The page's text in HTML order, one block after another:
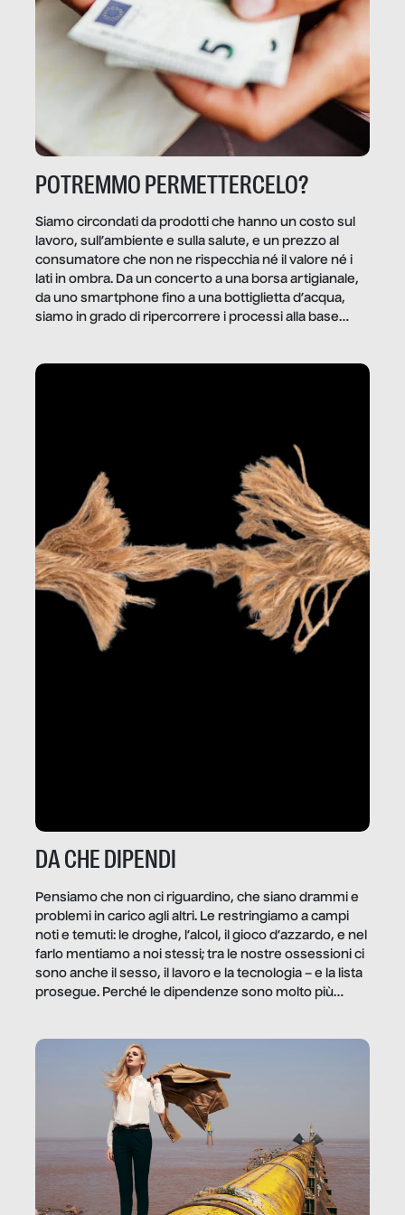
POTREMMO PERMETTERCELO?
Siamo circondati da prodotti che hanno un costo sul
lavoro, sull’ambiente e sulla salute, e un prezzo al
consumatore che non ne rispecchia né il valore né i
lati in ombra. Da un concerto a una borsa artigianale,
da uno smartphone fino a una bottiglietta d’acqua,
siamo in grado di ripercorrere i processi alla base
dietro gli oggetti e i servizi che fanno la nostra vita
DA CHE DIPENDI
Pensiamo che non ci riguardino, che siano drammi e
problemi in carico agli altri. Le restringiamo a campi
noti e temuti: le droghe, l’alcol, il gioco d’azzardo, e nel
farlo mentiamo a noi stessi; tra le nostre ossessioni ci
sono anche il sesso, il lavoro e la tecnologia – e la lista
prosegue. Perché le dipendenze sono molto più
trae un guadagno. In questo reportage vediamo
quale e come.